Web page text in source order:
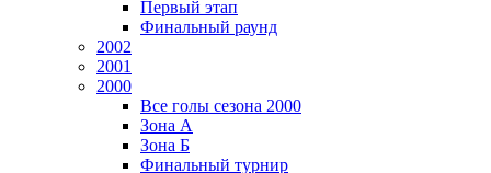
Первый этап
Финальный раунд
2002
2001
2000
Все голы сезона 2000
Зона А
Зона Б
Финальный турнир